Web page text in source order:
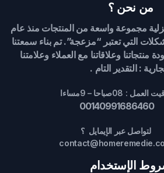
من نحن ؟
مجموعة واسعة من المنتجات منذ عام
التي تعتبر “مزعجة”. تم بناء سمعتنا
وعلاقاتنا مع العملاء وعلامتنا
: التقدير التام .
العمل : 08صباحا – 9مساءا
00140991686460
لتواصل عبر الإيمايل ؟
الإستخدام